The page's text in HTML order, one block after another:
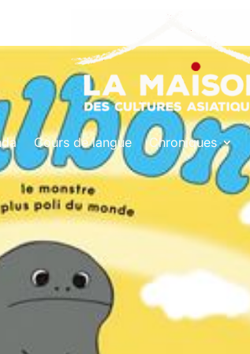
Cours de langue Chroniques